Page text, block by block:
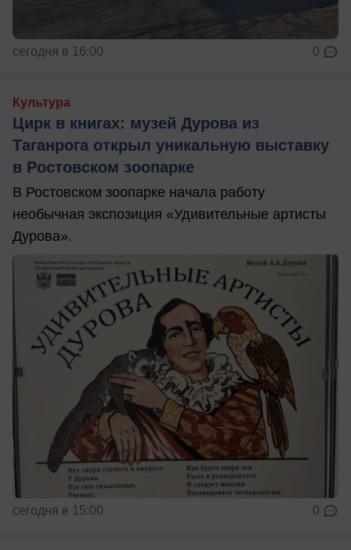
сегодня в 16:00 0
Культура
Цирк в книгах: музей Дурова из
Таганрога открыл уникальную выставку
в Ростовском зоопарке
В Ростовском зоопарке начала работу
необычная экспозиция «Удивительные артисты
Дурова».
сегодня в 15:00 0